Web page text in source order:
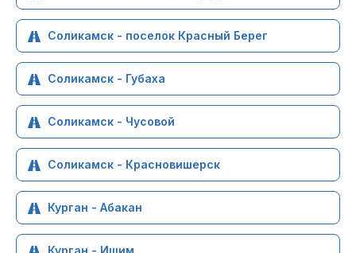
Соликамск - поселок Красный Берег
Соликамск - Губаха
Соликамск - Чусовой
Соликамск - Красновишерск
Курган - Абакан
Курган - Ишим